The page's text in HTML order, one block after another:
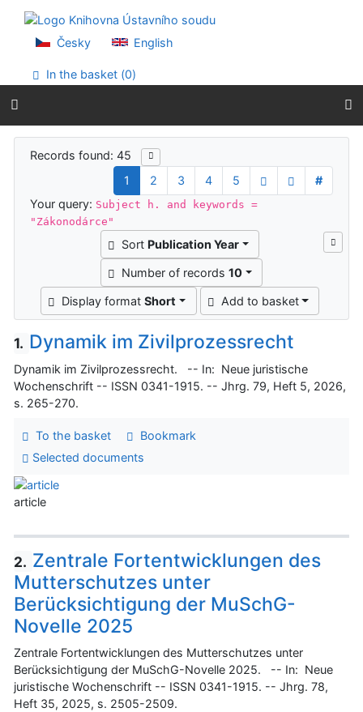
Go to menu
Accessibility declaration
Česky English
In the basket (0)
Search results
Records found: 45
1
2 3 4 5
#
Your query: Subject h. and keywords =
"Zákonodárce"
Sort Publication Year
Number of records 10
Display formatShort Add to basket
1. Dynamik im Zivilprozessrecht
Dynamik im Zivilprozessrecht. -- In: Neue juristische
Wochenschrift -- ISSN 0341-1915. -- Jhrg. 79, Heft 5, 2026,
s. 265-270.
To the basket
Bookmark
Selected documents
article
2. Zentrale Fortentwicklungen des
Mutterschutzes unter
Berücksichtigung der MuSchG-
Novelle 2025
Zentrale Fortentwicklungen des Mutterschutzes unter
Berücksichtigung der MuSchG-Novelle 2025. -- In: Neue
juristische Wochenschrift -- ISSN 0341-1915. -- Jhrg. 78,
Heft 35, 2025, s. 2505-2509.